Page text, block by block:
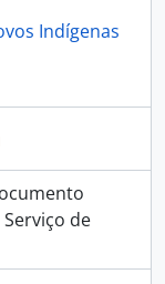
Indígenas
de